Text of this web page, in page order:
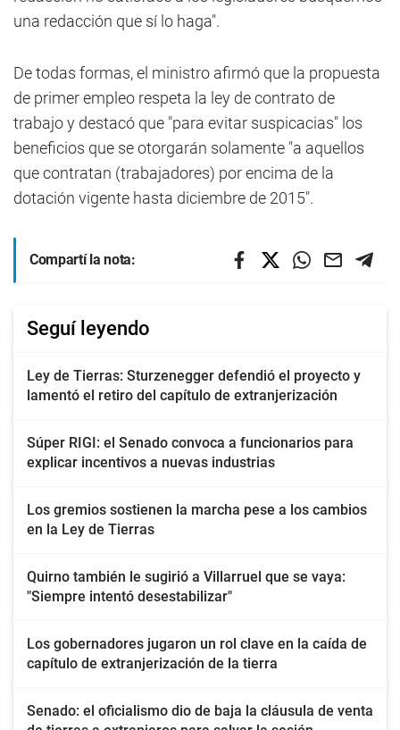
una redacción que sí lo haga".
De todas formas, el ministro afirmó que la propuesta
de primer empleo respeta la ley de contrato de
trabajo y destacó que "para evitar suspicacias" los
beneficios que se otorgarán solamente "a aquellos
que contratan (trabajadores) por encima de la
dotación vigente hasta diciembre de 2015".
Compartí la nota:
Seguí leyendo
Ley de Tierras: Sturzenegger defendió el proyecto y
lamentó el retiro del capítulo de extranjerización
Súper RIGI: el Senado convoca a funcionarios para
explicar incentivos a nuevas industrias
Los gremios sostienen la marcha pese a los cambios
en la Ley de Tierras
Quirno también le sugirió a Villarruel que se vaya:
"Siempre intentó desestabilizar"
Los gobernadores jugaron un rol clave en la caída de
capítulo de extranjerización de la tierra
Senado: el oficialismo dio de baja la cláusula de venta